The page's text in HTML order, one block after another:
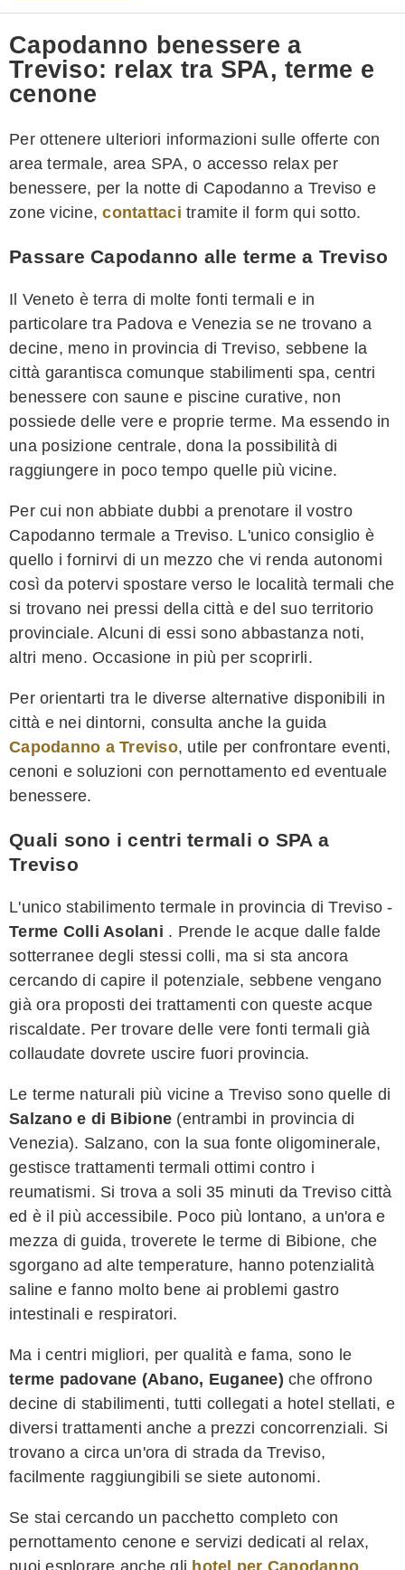
Capodanno benessere a
Treviso: relax tra SPA, terme e
cenone
Per ottenere ulteriori informazioni sulle offerte con
area termale, area SPA, o accesso relax per
benessere, per la notte di Capodanno a Treviso e
zone vicine,contattaci tramite il form qui sotto.
Passare Capodanno alle terme a Treviso
Il Veneto è terra di molte fonti termali e in
particolare tra Padova e Venezia se ne trovano a
decine, meno in provincia di Treviso, sebbene la
città garantisca comunque stabilimenti spa, centri
benessere con saune e piscine curative, non
possiede delle vere e proprie terme. Ma essendo in
una posizione centrale, dona la possibilità di
raggiungere in poco tempo quelle più vicine.
Per cui non abbiate dubbi a prenotare il vostro
Capodanno termale a Treviso. L'unico consiglio è
quello i fornirvi di un mezzo che vi renda autonomi
così da potervi spostare verso le località termali che
si trovano nei pressi della città e del suo territorio
provinciale. Alcuni di essi sono abbastanza noti,
altri meno. Occasione in più per scoprirli.
Per orientarti tra le diverse alternative disponibili in
città e nei dintorni, consulta anche la guida
Capodanno a Treviso, utile per confrontare eventi,
cenoni e soluzioni con pernottamento ed eventuale
benessere.
Quali sono i centri termali o SPA a
Treviso
L'unico stabilimento termale in provincia di Treviso -
Terme Colli Asolani . Prende le acque dalle falde
sotterranee degli stessi colli, ma si sta ancora
cercando di capire il potenziale, sebbene vengano
già ora proposti dei trattamenti con queste acque
riscaldate. Per trovare delle vere fonti termali già
collaudate dovrete uscire fuori provincia.
Le terme naturali più vicine a Treviso sono quelle di
Salzano e di Bibione (entrambi in provincia di
Venezia). Salzano, con la sua fonte oligominerale,
gestisce trattamenti termali ottimi contro i
reumatismi. Si trova a soli 35 minuti da Treviso città
ed è il più accessibile. Poco più lontano, a un'ora e
mezza di guida, troverete le terme di Bibione, che
sgorgano ad alte temperature, hanno potenzialità
saline e fanno molto bene ai problemi gastro
intestinali e respiratori.
Ma i centri migliori, per qualità e fama, sono le
terme padovane (Abano, Euganee) che offrono
decine di stabilimenti, tutti collegati a hotel stellati, e
diversi trattamenti anche a prezzi concorrenziali. Si
trovano a circa un'ora di strada da Treviso,
facilmente raggiungibili se siete autonomi.
Se stai cercando un pacchetto completo con
pernottamento cenone e servizi dedicati al relax,
puoi esplorare anche gli hotel per Capodanno